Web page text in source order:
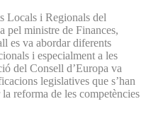
Locals i Regionals del
pel ministre de Finances,
es va abordar diferents
i especialment a les
del Consell d’Europa va
legislatives que s’han
reforma de les competències